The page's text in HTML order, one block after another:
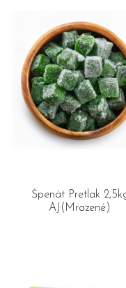
Špenát Pretlak
AJ(Mrazené)